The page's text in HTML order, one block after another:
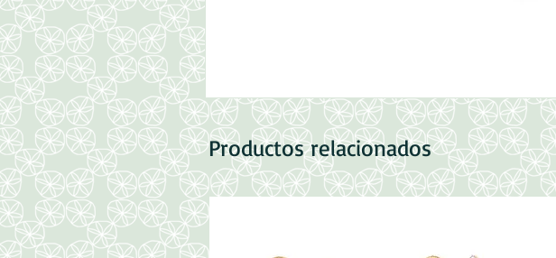
Productos relacionados